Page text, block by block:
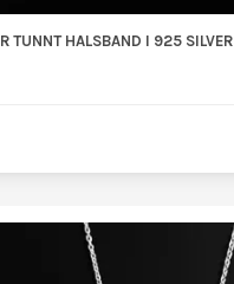
TUNNT HALSBAND I 925 SILVER